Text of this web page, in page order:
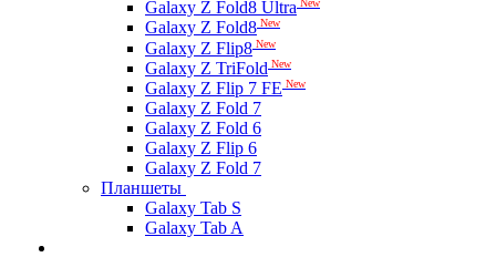
Galaxy Z Fold8 Ultra
Galaxy Z Fold8 New
Galaxy Z Flip8 New
Galaxy Z TriFold New
Galaxy Z Flip 7 FE New
Galaxy Z Fold 7
Galaxy Z Fold 6
Galaxy Z Flip 6
Galaxy Z Fold 7
Планшеты
Galaxy Tab S
Galaxy Tab A